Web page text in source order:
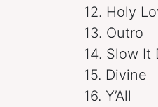
12. Holy
13. Outro
14. Slow It
15. Divine
16. Y’All